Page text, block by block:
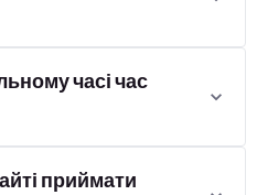
часі час
приймати